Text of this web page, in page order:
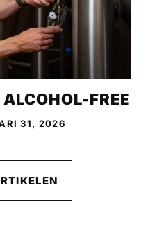
FREE
31, 2026